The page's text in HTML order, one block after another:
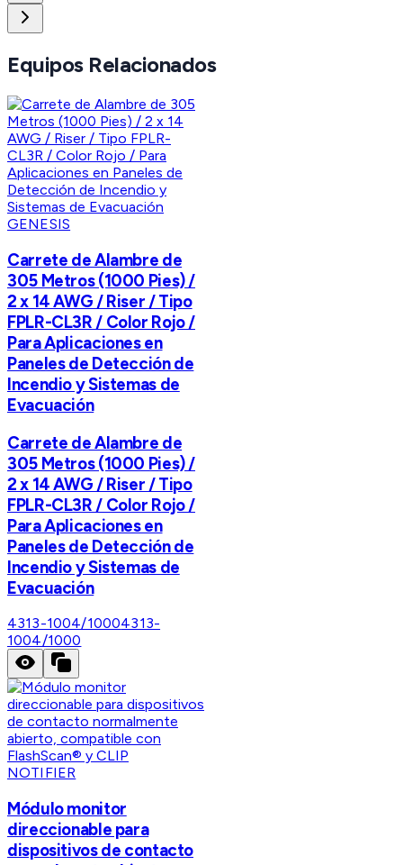
Equipos Relacionados
GENESIS
Carrete de Alambre de
305 Metros (1000 Pies) /
2 x 14 AWG / Riser / Tipo
FPLR-CL3R / Color Rojo /
Para Aplicaciones en
Paneles de Detección de
Incendio y Sistemas de
Evacuación
Carrete de Alambre de
305 Metros (1000 Pies) /
2 x 14 AWG / Riser / Tipo
FPLR-CL3R / Color Rojo /
Para Aplicaciones en
Paneles de Detección de
Incendio y Sistemas de
Evacuación
4313-1004/10004313-
1004/1000
NOTIFIER
Módulo monitor
direccionable para
dispositivos de contacto